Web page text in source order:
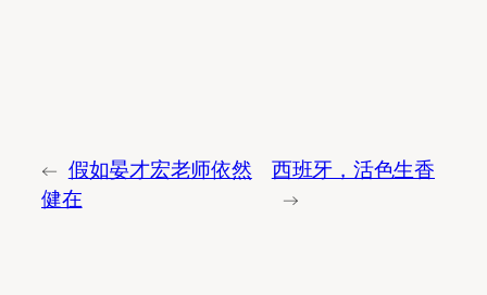
← 假如晏才宏老师依然
健在
西班牙，活色生香
→